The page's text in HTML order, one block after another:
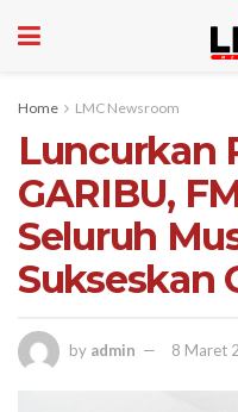
Home LMC Newsroom
Luncurkan
GARIBU,
Seluruh
Sukseskan
by admin 8 Maret